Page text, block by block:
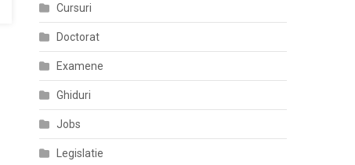
Cursuri
Doctorat
Examene
Ghiduri
Jobs
Legislatie